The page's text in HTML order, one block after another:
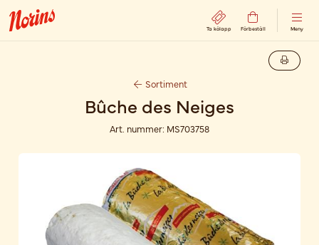
Ta kölapp Förbeställ Meny
Sortiment
Bûche des Neiges
Art. nummer: MS703758